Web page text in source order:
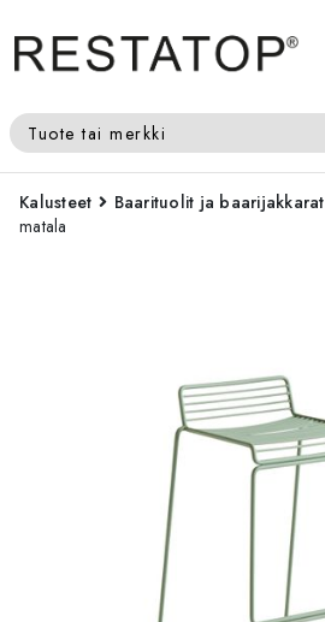
Tuote tai merkki
Kalusteet Baarituolit ja baarijakkarat
matala